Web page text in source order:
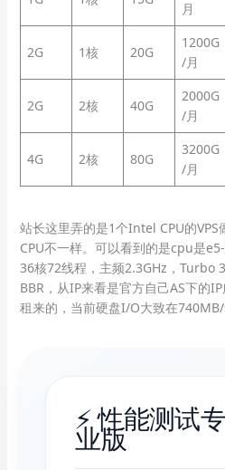
月
2G 1核 20G
1200G
/月
2G 2核 40G
2000G
/月
4G 2核 80G
3200G
/月
站长这里弄的是1个Intel CPU的
CPU不一样。可以看到的是cpu是
36核72线程，主频2.3GHz，Turbo
BBR，从IP来看是官方自己AS下的
租来的，当前硬盘I/O大致在740MB/
⚡ 性能测试专
业版